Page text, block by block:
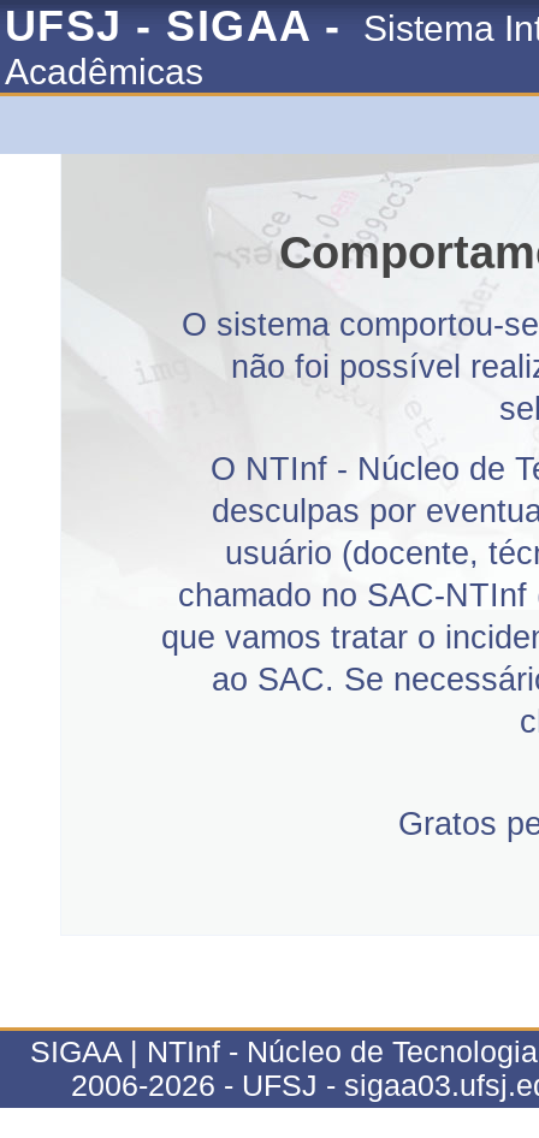
UFSJ - SIGAA -
Sistema
Acadêmicas
O sistema comportou-
não foi possível
O NTInf - Núcleo de
desculpas por
usuário (docente,
chamado no SAC-NTInf
que vamos tratar o
ao SAC. Se
Gratos
SIGAA | NTInf - Núcleo de
2006-2026 - UFSJ -